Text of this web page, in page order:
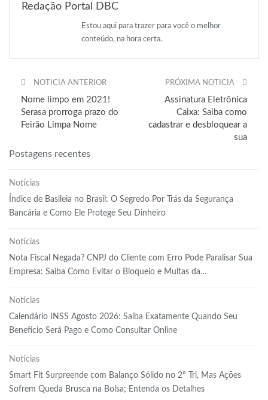
Redação Portal DBC
Estou aqui para trazer para você o melhor
conteúdo, na hora certa.
NOTICIA ANTERIOR
Nome limpo em 2021!
Serasa prorroga prazo do
Feirão Limpa Nome
PRÓXIMA NOTICIA
Assinatura Eletrônica
Caixa: Saiba como
cadastrar e desbloquear a
sua
Postagens recentes
Notícias
Índice de Basileia no Brasil: O Segredo Por Trás da Segurança
Bancária e Como Ele Protege Seu Dinheiro
Notícias
Nota Fiscal Negada? CNPJ do Cliente com Erro Pode Paralisar Sua
Empresa: Saiba Como Evitar o Bloqueio e Multas da…
Notícias
Calendário INSS Agosto 2026: Saiba Exatamente Quando Seu
Benefício Será Pago e Como Consultar Online
Notícias
Smart Fit Surpreende com Balanço Sólido no 2º Tri, Mas Ações
Sofrem Queda Brusca na Bolsa; Entenda os Detalhes